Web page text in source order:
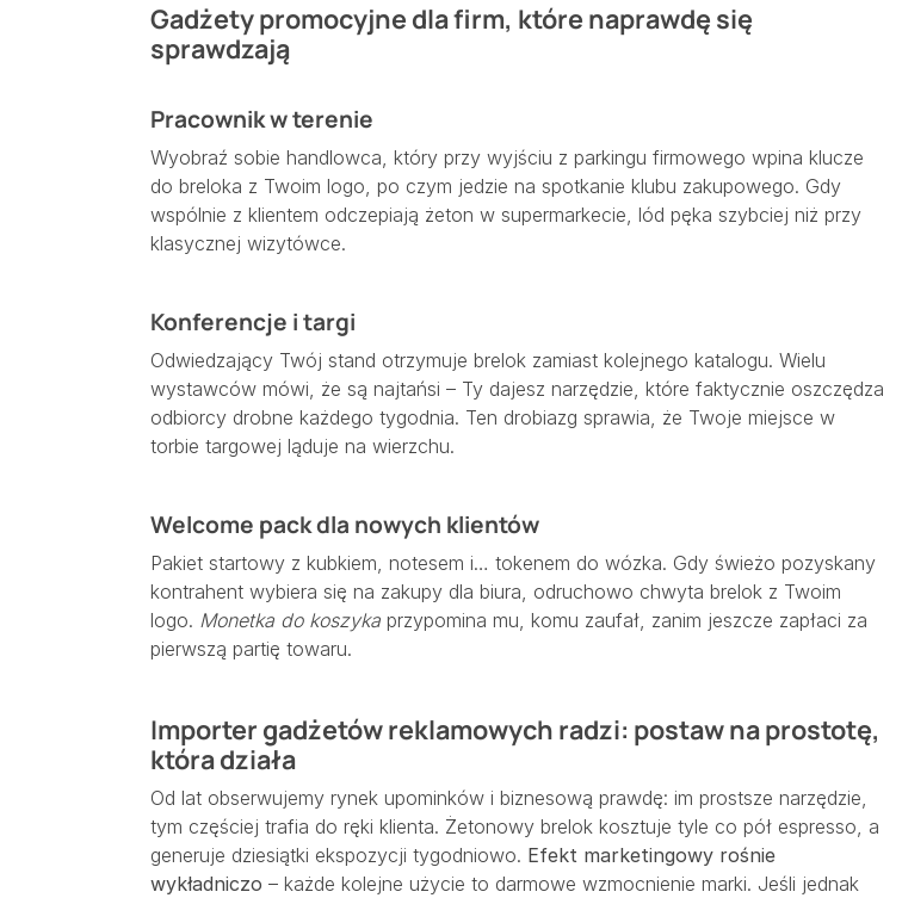
Gadżety promocyjne dla firm, które naprawdę się
sprawdzają
Pracownik w terenie
Wyobraź sobie handlowca, który przy wyjściu z parkingu firmowego wpina klucze
do breloka z Twoim logo, po czym jedzie na spotkanie klubu zakupowego. Gdy
wspólnie z klientem odczepiają żeton w supermarkecie, lód pęka szybciej niż przy
klasycznej wizytówce.
Konferencje i targi
Odwiedzający Twój stand otrzymuje brelok zamiast kolejnego katalogu. Wielu
wystawców mówi, że są najtańsi – Ty dajesz narzędzie, które faktycznie oszczędza
odbiorcy drobne każdego tygodnia. Ten drobiazg sprawia, że Twoje miejsce w
torbie targowej ląduje na wierzchu.
Welcome pack dla nowych klientów
Pakiet startowy z kubkiem, notesem i… tokenem do wózka. Gdy świeżo pozyskany
kontrahent wybiera się na zakupy dla biura, odruchowo chwyta brelok z Twoim
logo. Monetka do koszyka przypomina mu, komu zaufał, zanim jeszcze zapłaci za
pierwszą partię towaru.
Importer gadżetów reklamowych radzi: postaw na prostotę,
która działa
Od lat obserwujemy rynek upominków i biznesową prawdę: im prostsze narzędzie,
tym częściej trafia do ręki klienta. Żetonowy brelok kosztuje tyle co pół espresso, a
generuje dziesiątki ekspozycji tygodniowo. Efekt marketingowy rośnie
wykładniczo – każde kolejne użycie to darmowe wzmocnienie marki. Jeśli jednak